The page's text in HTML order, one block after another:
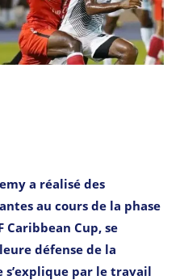
a réalisé des
au cours de la phase
Caribbean Cup, se
défense de la
par le travail